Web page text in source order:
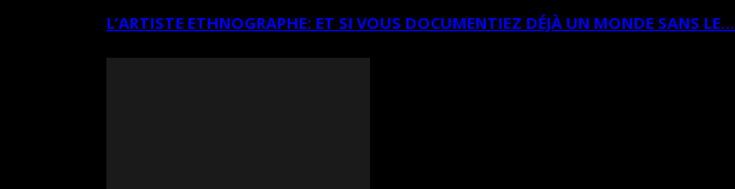
L’ARTISTE ETHNOGRAPHE: ET SI VOUS DOCUMENTIEZ DÉJÀ UN MONDE SANS LE…